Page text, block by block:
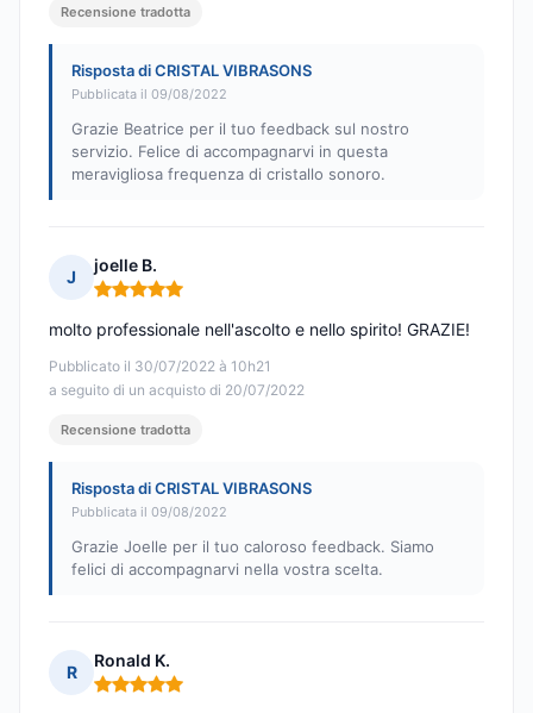
Recensione tradotta
Risposta di CRISTAL VIBRASONS
Pubblicata il 09/08/2022
Grazie Beatrice per il tuo feedback sul nostro
servizio. Felice di accompagnarvi in questa
meravigliosa frequenza di cristallo sonoro.
J
joelle B.
Nota: 5 su 5
Pubblicato il 30/07/2022 à 10h21
a seguito di un acquisto di 20/07/2022
molto professionale nell'ascolto e nello spirito! GRAZIE!
Recensione tradotta
Risposta di CRISTAL VIBRASONS
Pubblicata il 09/08/2022
Grazie Joelle per il tuo caloroso feedback. Siamo
felici di accompagnarvi nella vostra scelta.
R
Ronald K.
Nota: 5 su 5